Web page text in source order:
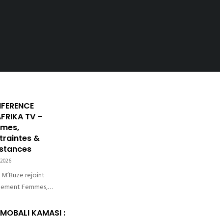
TV –
&
rejoint
Femmes,
ravisKAMASI :